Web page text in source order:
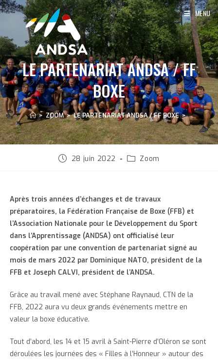
Skip
MENU
LE PARTENARIAT ANDSA / FF
BOXE
> ZOOM > LE PARTENARIAT ANDSA / FF BOXE >
Publication
28 juin 2022
PostZoom
Après trois années d’échanges et de travaux
préparatoires, la Fédération Française de Boxe (FFB) et
l’Association Nationale pour le Développement du Sport
dans l’Apprentissage (ANDSA) ont officialisé leur
coopération par une convention de partenariat signé au
mois de mars 2022 par Dominique NATO, président de la
FFB et Joseph CALVI, président de l’ANDSA.
Grâce au travail mené avec Stéphane Raynaud, CTN de la
FFB, 2022 aura vu deux grands événements mettre en
valeur la boxe éducative.
Tout d’abord, les 14 et 15 avril à Saint-Pierre d’Oléron se sont
déroulées les journées des « Filles à l’Honneur » autour des